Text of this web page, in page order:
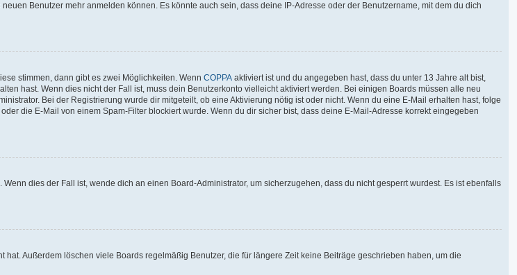
Benutzer mehr anmelden können. Es könnte auch sein, dass deine IP-Adresse oder der Benutzername, mit dem du dich
stimmen, dann gibt es zwei Möglichkeiten. Wenn COPPA aktiviert ist und du angegeben hast, dass du unter 13 Jahre alt bist,
hast. Wenn dies nicht der Fall ist, muss dein Benutzerkonto vielleicht aktiviert werden. Bei einigen Boards müssen alle neu
Bei der Registrierung wurde dir mitgeteilt, ob eine Aktivierung nötig ist oder nicht. Wenn du eine E-Mail erhalten hast, folge
die E-Mail von einem Spam-Filter blockiert wurde. Wenn du dir sicher bist, dass deine E-Mail-Adresse korrekt eingegeben
dies der Fall ist, wende dich an einen Board-Administrator, um sicherzugehen, dass du nicht gesperrt wurdest. Es ist ebenfalls
Außerdem löschen viele Boards regelmäßig Benutzer, die für längere Zeit keine Beiträge geschrieben haben, um die